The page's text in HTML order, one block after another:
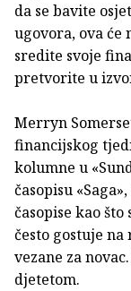
da se bavite
ugovora, ova će
sredite svoje
pretvorite u
Merryn
financijskog
kolumne u
časopisu
časopise kao
često gostuje
vezane za
djetetom.